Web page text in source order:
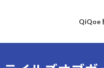
QiQoe